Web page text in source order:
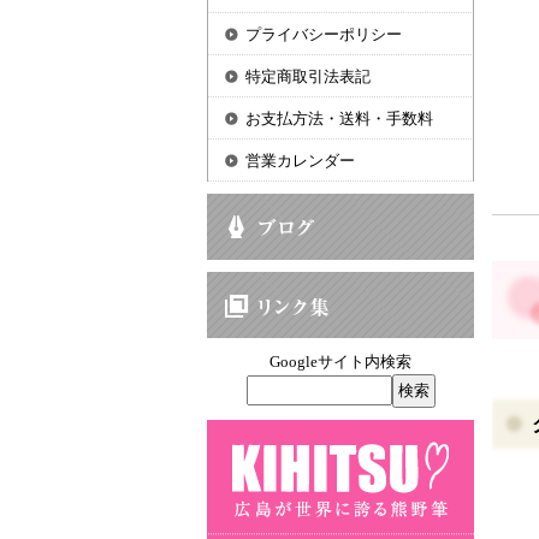
プライバシーポリシー
特定商取引法表記
お支払方法・送料・手数料
営業カレンダー
Googleサイト内検索